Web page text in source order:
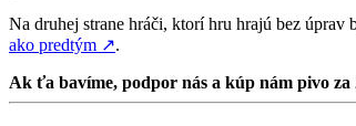
Na druhej strane hráči, ktorí hru hrajú bez úprav
ako predtým ↗.
Ak ťa bavíme, podpor nás a kúp nám pivo za